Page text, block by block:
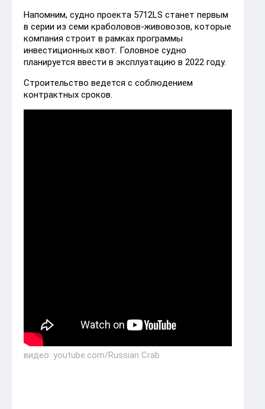
Напомним, судно проекта 5712LS станет первым
в серии из семи краболовов-живовозов, которые
компания строит в рамках программы
инвестиционных квот. Головное судно
планируется ввести в эксплуатацию в 2022 году.
Строительство ведется с соблюдением
контрактных сроков.
видео: youtube.com/Russian Crab